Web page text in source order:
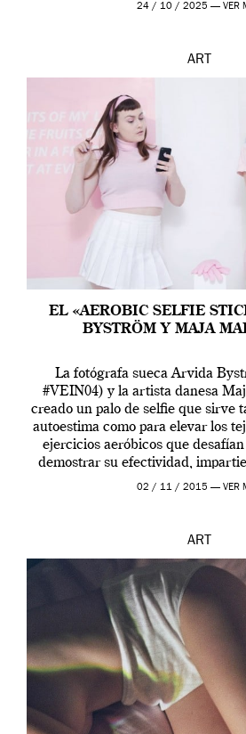
24 / 10 / 2025 — VER
ART
EL «AEROBIC SELFIE
BYSTRÖM Y MAJA
La fotógrafa sueca Arvida
#VEIN04) y la artista danesa
creado un palo de selfie que sirve
autoestima como para elevar los
ejercicios aeróbicos que
demostrar su efectividad,
prueba en el Tate
02 / 11 / 2015 — VER
ART